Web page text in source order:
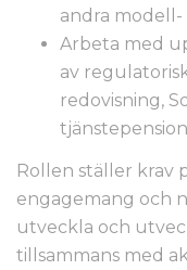
andra
Arbeta med
av
redovisning,
Rollen ställer krav
engagemang och
utveckla och
tillsammans med